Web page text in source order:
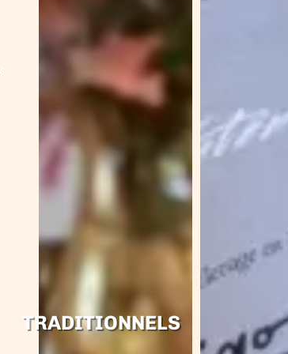
TRADITIONNELS